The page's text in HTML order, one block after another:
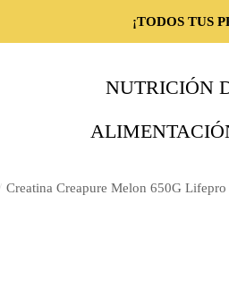
¡TODOS TUS
NUTRICIÓN
Creatina Creapure Melon 650G Lifepro